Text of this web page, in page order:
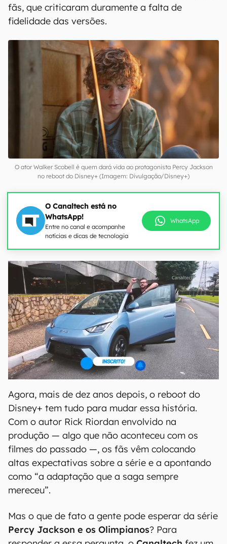
fãs, que criticaram duramente a falta de
fidelidade das versões.
O ator Walker Scobell é quem dará vida ao protagonista Percy Jackson
no reboot do Disney+ (Imagem: Divulgação/Disney+)
O Canaltech está no
WhatsApp!
Entre no canal e acompanhe
notícias e dicas de tecnologia
WhatsApp
Agora, mais de dez anos depois, o reboot do
Disney+ tem tudo para mudar essa história.
Com o autor Rick Riordan envolvido na
produção — algo que não aconteceu com os
filmes do passado —, os fãs vêm colocando
altas expectativas sobre a série e a apontando
como “a adaptação que a saga sempre
mereceu”.
Mas o que de fato a gente pode esperar da série
Percy Jackson e os Olimpianos? Para